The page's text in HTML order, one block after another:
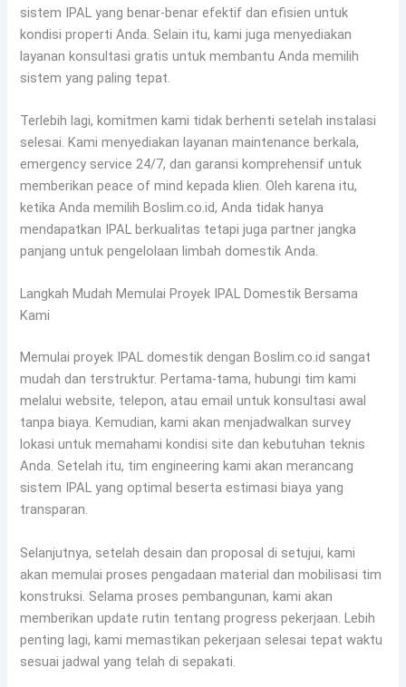
sistem IPAL yang benar-benar efektif dan efisien untuk
kondisi properti Anda. Selain itu, kami juga menyediakan
layanan konsultasi gratis untuk membantu Anda memilih
sistem yang paling tepat.
Terlebih lagi, komitmen kami tidak berhenti setelah instalasi
selesai. Kami menyediakan layanan maintenance berkala,
emergency service 24/7, dan garansi komprehensif untuk
memberikan peace of mind kepada klien. Oleh karena itu,
ketika Anda memilih Boslim.co.id, Anda tidak hanya
mendapatkan IPAL berkualitas tetapi juga partner jangka
panjang untuk pengelolaan limbah domestik Anda.
Langkah Mudah Memulai Proyek IPAL Domestik Bersama
Kami
Memulai proyek IPAL domestik dengan Boslim.co.id sangat
mudah dan terstruktur. Pertama-tama, hubungi tim kami
melalui website, telepon, atau email untuk konsultasi awal
tanpa biaya. Kemudian, kami akan menjadwalkan survey
lokasi untuk memahami kondisi site dan kebutuhan teknis
Anda. Setelah itu, tim engineering kami akan merancang
sistem IPAL yang optimal beserta estimasi biaya yang
transparan.
Selanjutnya, setelah desain dan proposal di setujui, kami
akan memulai proses pengadaan material dan mobilisasi tim
konstruksi. Selama proses pembangunan, kami akan
memberikan update rutin tentang progress pekerjaan. Lebih
penting lagi, kami memastikan pekerjaan selesai tepat waktu
sesuai jadwal yang telah di sepakati.